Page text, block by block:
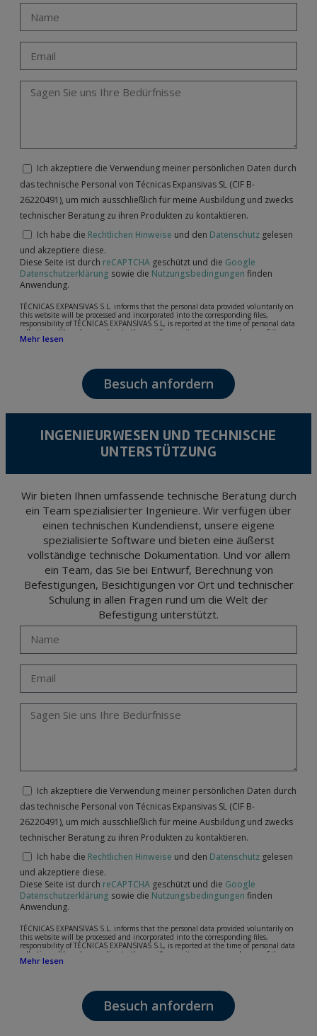
Ich akzeptiere die Verwendung meiner persönlichen Daten durch
das technische Personal von Técnicas Expansivas SL (CIF B-
26220491), um mich ausschließlich für meine Ausbildung und zwecks
technischer Beratung zu ihren Produkten zu kontaktieren.
Ich habe die Rechtlichen Hinweise und den Datenschutz gelesen
und akzeptiere diese.
Diese Seite ist durch reCAPTCHA geschützt und die Google
Datenschutzerklärung sowie die Nutzungsbedingungen finden
Anwendung.
TÉCNICAS EXPANSIVAS S.L. informs that the personal data provided voluntarily on
this website will be processed and incorporated into the corresponding files,
responsibility of TÉCNICAS EXPANSIVAS S.L, is reported at the time of personal data
collection, although, according to the specific case, its purpose may be any of the
following: attention to your referred request, complaint or question, established
The data in our files are strictly confidential and shall be treated with the utmost
confidentiality and shall comply with all the requirements provided for the General
Data Protection Regulation (GDPR) 2016.
According to Data Protection legislation, you are strongly advised not to send high-
encrypted. Should these details be sent, it is done so under your sole responsibility.
The user may at any time exercise their rights of access, rectification, cancellation
and opposition under the provisions of the General Data Protection Regulation
Portalada II | c/ Segador 13, 26006 | Logroño (La Rioja).
Mehr lesen
Besuch anfordern
INGENIEURWESEN UND TECHNISCHE
UNTERSTÜTZUNG
Wir bieten Ihnen umfassende technische Beratung durch
ein Team spezialisierter Ingenieure. Wir verfügen über
einen technischen Kundendienst, unsere eigene
spezialisierte Software und bieten eine äußerst
vollständige technische Dokumentation. Und vor allem
ein Team, das Sie bei Entwurf, Berechnung von
Befestigungen, Besichtigungen vor Ort und technischer
Schulung in allen Fragen rund um die Welt der
Befestigung unterstützt.
Ich akzeptiere die Verwendung meiner persönlichen Daten durch
das technische Personal von Técnicas Expansivas SL (CIF B-
26220491), um mich ausschließlich für meine Ausbildung und zwecks
technischer Beratung zu ihren Produkten zu kontaktieren.
Ich habe die Rechtlichen Hinweise und den Datenschutz gelesen
und akzeptiere diese.
Diese Seite ist durch reCAPTCHA geschützt und die Google
Datenschutzerklärung sowie die Nutzungsbedingungen finden
Anwendung.
TÉCNICAS EXPANSIVAS S.L. informs that the personal data provided voluntarily on
this website will be processed and incorporated into the corresponding files,
responsibility of TÉCNICAS EXPANSIVAS S.L, is reported at the time of personal data
collection, although, according to the specific case, its purpose may be any of the
following: attention to your referred request, complaint or question, established
The data in our files are strictly confidential and shall be treated with the utmost
confidentiality and shall comply with all the requirements provided for the General
Data Protection Regulation (GDPR) 2016.
Mehr lesen
Besuch anfordern